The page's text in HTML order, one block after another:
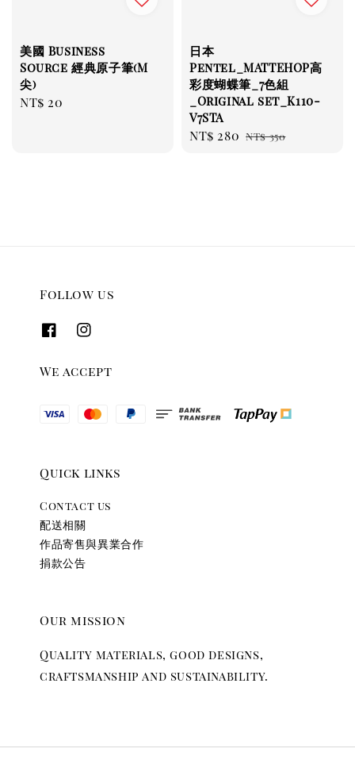
美國 Business
Source 經典原子筆(M
尖)
Regular
NT$ 20
日本
Pentel_MATTEHOP高
彩度蝴蝶筆_7色組
_Original set_K110-
V7STA
Sale
NT$ 280 Regular
NT$ 350
Follow us
We accept
Quick links
Contact us
配送相關
作品寄售與異業合作
捐款公告
Our mission
Quality materials, good designs,
craftsmanship and sustainability.